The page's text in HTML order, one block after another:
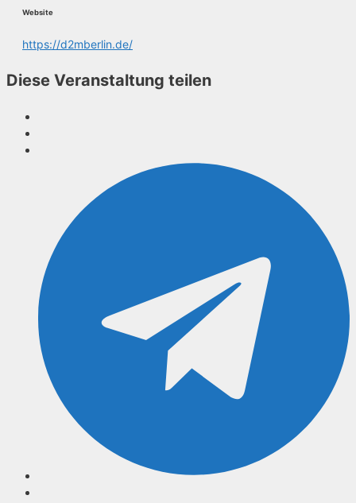
Website
https://d2mberlin.de/
Diese Veranstaltung teilen